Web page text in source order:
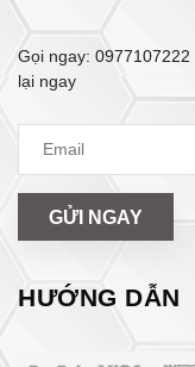
Gọi ngay: 0977107222
lại ngay
GỬI NGAY
HƯỚNG DẪN